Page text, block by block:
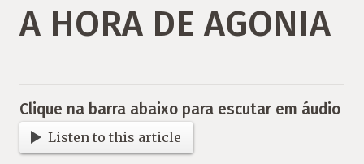
A HORA DE AGONIA
Clique na barra abaixo para escutar em áudio
Listen to this article